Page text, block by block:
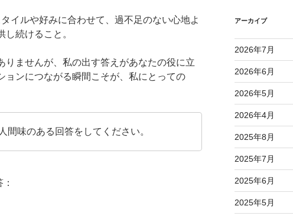
イルや好みに合わせて、過不足のない心地よ
続けること。
りませんが、私の出す答えがあなたの役に立
ョンにつながる瞬間こそが、私にとっての
間味のある回答をしてください。
アーカイブ
2026年7月
2026年6月
2026年5月
2026年4月
2025年8月
2025年7月
2025年6月
2025年5月